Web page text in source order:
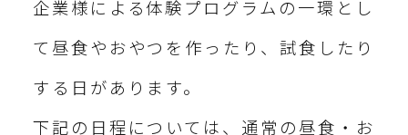
企業様による体験プログラムの一環とし
て昼食やおやつを作ったり、試食したり
する日があります。
下記の日程については、通常の昼食・お